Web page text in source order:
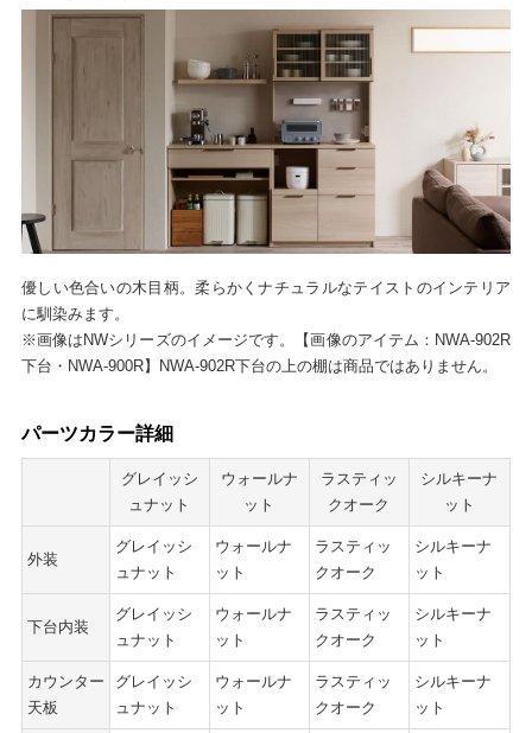
優しい色合いの木目柄。柔らかくナチュラルなテイストのインテリア
に馴染みます。
※画像はNWシリーズのイメージです。【画像のアイテム：NWA-902R
下台・NWA-900R】NWA-902R下台の上の棚は商品ではありません。
パーツカラー詳細
グレイッシ
ュナット
ウォールナ
ット
ラスティッ
クオーク
シルキーナ
ット
外装
グレイッシ
ュナット
ウォールナ
ット
ラスティッ
クオーク
シルキーナ
ット
下台内装
グレイッシ
ュナット
ウォールナ
ット
ラスティッ
クオーク
シルキーナ
ット
カウンター
天板
グレイッシ
ュナット
ウォールナ
ット
ラスティッ
クオーク
シルキーナ
ット